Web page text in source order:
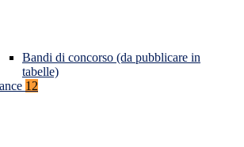
Bandi di concorso (da pubblicare in
tabelle)
12